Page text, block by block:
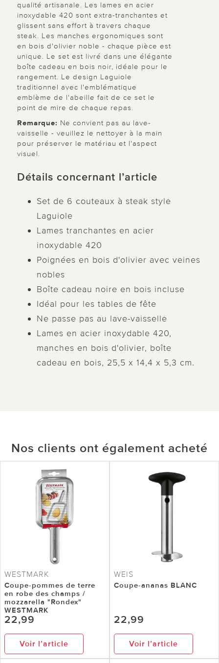
qualité artisanale. Les lames en acier
inoxydable 420 sont extra-tranchantes et
glissent sans effort à travers chaque
steak. Les manches ergonomiques sont
en bois d'olivier noble - chaque pièce est
unique. Le set est livré dans une élégante
boîte cadeau en bois noir, idéale pour le
rangement. Le design Laguiole
traditionnel avec l'emblématique
emblème de l'abeille fait de ce set le
point de mire de chaque repas.
Remarque: Ne convient pas au lave-
vaisselle - veuillez le nettoyer à la main
pour préserver le matériau et l'aspect
visuel.
Détails concernant l’article
Set de 6 couteaux à steak style
Laguiole
Lames tranchantes en acier
inoxydable 420
Poignées en bois d'olivier avec veines
nobles
Boîte cadeau noire en bois incluse
Idéal pour les tables de fête
Ne passe pas au lave-vaisselle
Lames en acier inoxydable 420,
manches en bois d'olivier, boîte
cadeau en bois, 25,5 x 14,4 x 5,3 cm.
Nos clients ont également acheté
WESTMARK
Coupe-pommes de terre
en robe des champs /
mozzarella "Rondex"
WESTMARK
22,99
Voir l’article
WEIS
Coupe-ananas BLANC
22,99
Voir l’article